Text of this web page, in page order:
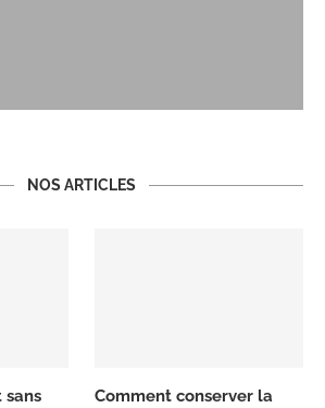
NOS ARTICLES
sans
Comment conserver la